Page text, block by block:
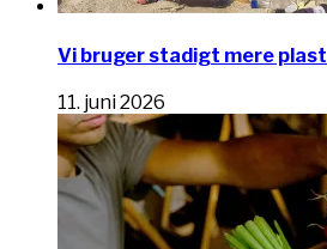
Vi bruger stadigt mere plast
11. juni 2026